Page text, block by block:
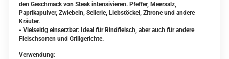
den Geschmack von Steak intensivieren. Pfeffer, Meersalz,
Paprikapulver, Zwiebeln, Sellerie, Liebstöckel, Zitrone und andere
Kräuter.
- Vielseitig einsetzbar: Ideal für Rindfleisch, aber auch für andere
Fleischsorten und Grillgerichte.
Verwendung: